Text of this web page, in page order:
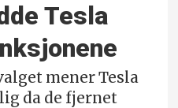
Tesla
mener Tesla
da de fjernet